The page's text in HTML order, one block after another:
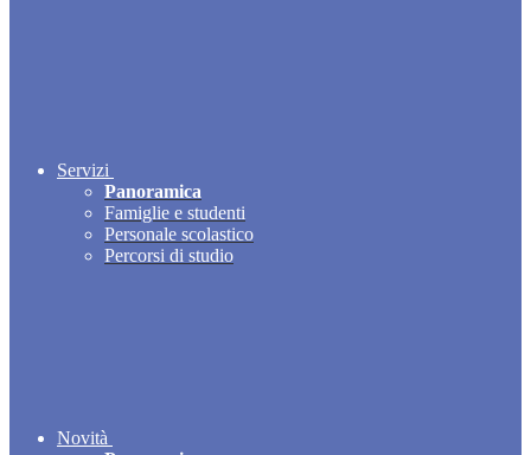
Servizi
Panoramica
Famiglie e studenti
Personale scolastico
Percorsi di studio
Novità